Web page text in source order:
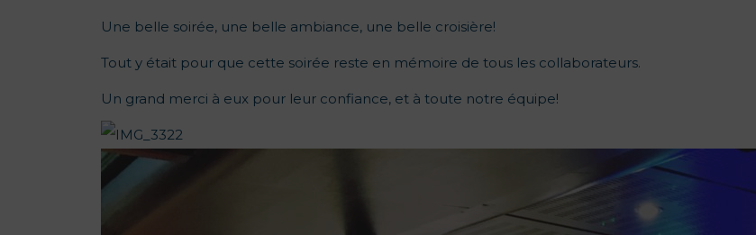
Une belle soirée, une belle ambiance, une belle croisière!
Tout y était pour que cette soirée reste en mémoire de tous les collaborateurs.
Un grand merci à eux pour leur confiance, et à toute notre équipe!